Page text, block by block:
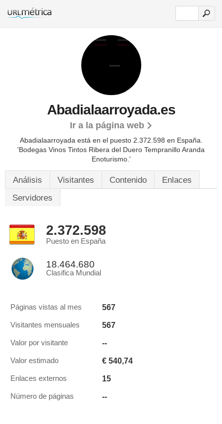
Abadialaarroyada.es
Ir a la página web
Abadialaarroyada está en el puesto 2.372.598 en España.
'Bodegas Vinos Tintos Ribera del Duero Tempranillo Aranda
Enoturismo.'
Análisis Visitantes Contenido
Enlaces
Servidores
2.372.598
Puesto en España
18.464.680
Clasifica Mundial
Páginas vistas al mes 567
Visitantes mensuales 567
Valor por visitante --
Valor estimado € 540,74
Enlaces externos 15
Número de páginas --